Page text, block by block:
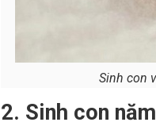
Sinh con
2. Sinh con